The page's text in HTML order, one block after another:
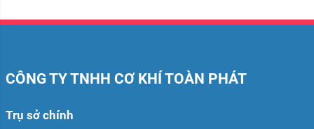
CÔNG TY TNHH CƠ KHÍ TOÀN PHÁT
Trụ sở chính